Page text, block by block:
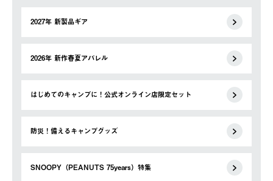
2027年 新製品ギア
2026年 新作春夏アパレル
はじめてのキャンプに！公式オンライン店限定セット
防災！備えるキャンプグッズ
SNOOPY（PEANUTS 75years）特集